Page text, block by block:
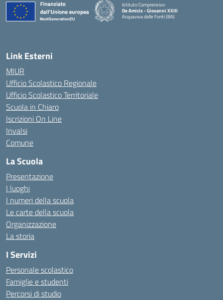
Istituto Comprensivo
De Amicis - Giovanni XXIII
Acquaviva delle Fonti (BA)
— Visita la pagina iniziale della scuola
Link Esterni
MIUR
Ufficio Scolastico Regionale
Ufficio Scolastico Territoriale
Scuola in Chiaro
Iscrizioni On Line
Invalsi
Comune
La Scuola
Presentazione
I luoghi
I numeri della scuola
Le carte della scuola
Organizzazione
La storia
I Servizi
Personale scolastico
Famiglie e studenti
Percorsi di studio